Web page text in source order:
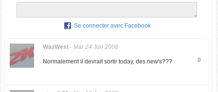
Se connecter avec Facebook
WazWest- Mar 24 Jun 2008
0
Normalement il devrait sortir today, des new's???